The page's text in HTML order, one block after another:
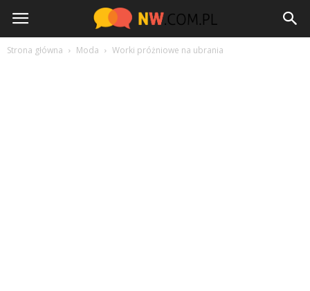
NW.com.pl
Strona główna Moda Worki próżniowe na ubrania